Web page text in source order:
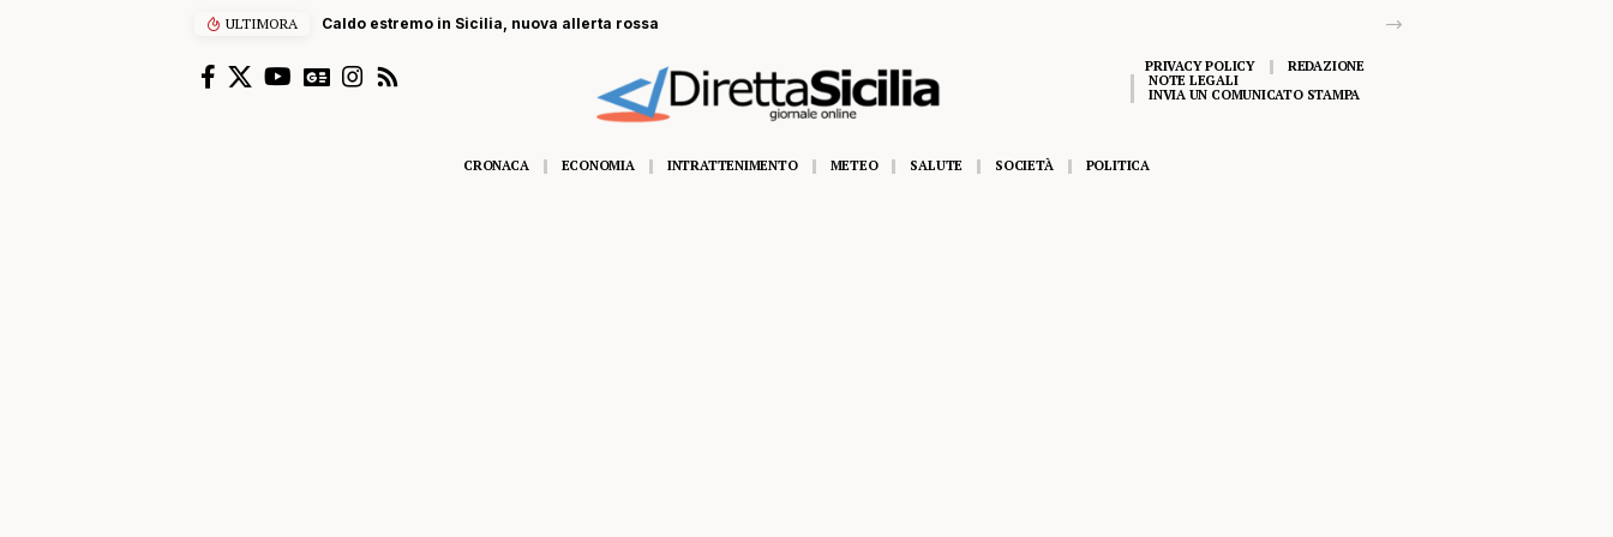
ULTIMORA Caldo estremo in Sicilia, nuova allerta rossa
PRIVACY POLICY
REDAZIONE
NOTE LEGALI
INVIA UN COMUNICATO STAMPA
CRONACA ECONOMIA INTRATTENIMENTO METEO SALUTE SOCIETÀ POLITICA